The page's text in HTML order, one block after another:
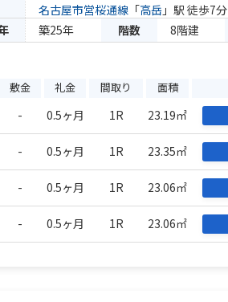
名古屋市営桜通線 「高岳 」駅 徒歩7分
築25年 階数 8階建
敷金 礼金 間取り 面積
- 0.5ヶ月 1R 23.19㎡
- 0.5ヶ月 1R 23.35㎡
- 0.5ヶ月 1R 23.06㎡
- 0.5ヶ月 1R 23.06㎡